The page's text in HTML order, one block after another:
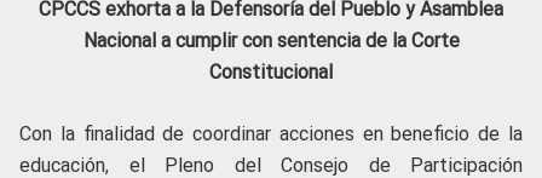
CPCCS exhorta a la Defensoría del Pueblo y Asamblea
Nacional a cumplir con sentencia de la Corte
Constitucional
Con la finalidad de coordinar acciones en beneficio de la
educación, el Pleno del Consejo de Participación